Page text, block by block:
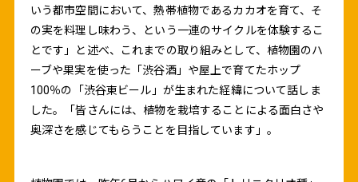
いう都市空間において、熱帯植物であるカカオを育て、そ
の実を料理し味わう、という一連のサイクルを体験するこ
とです」と述べ、これまでの取り組みとして、植物園のハ
ーブや果実を使った「渋谷酒」や屋上で育てたホップ
100％の「渋谷東ビール」が生まれた経緯について話しま
した。「皆さんには、植物を栽培することによる面白さや
奥深さを感じてもらうことを目指しています」。